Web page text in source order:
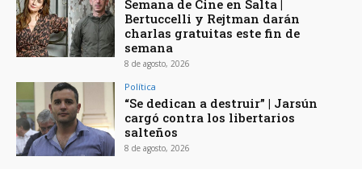
Semana de Cine en Salta |
Bertuccelli y Rejtman darán
charlas gratuitas este fin de
semana
8 de agosto, 2026
Política
“Se dedican a destruir” | Jarsún
cargó contra los libertarios
salteños
8 de agosto, 2026